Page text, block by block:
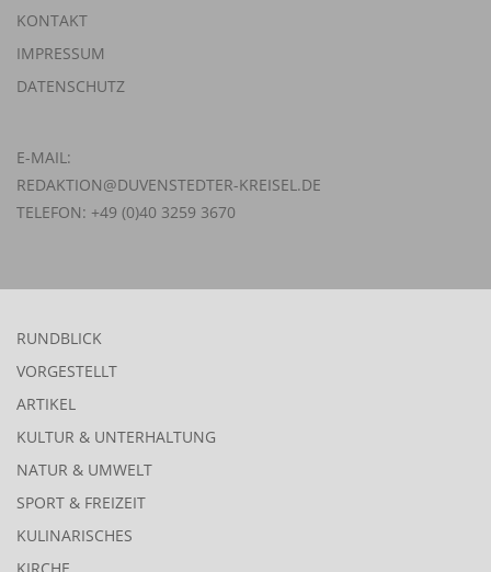
KONTAKT
IMPRESSUM
DATENSCHUTZ
E-MAIL:
REDAKTION@DUVENSTEDTER-KREISEL.DE
TELEFON: +49 (0)40 3259 3670
RUNDBLICK
VORGESTELLT
ARTIKEL
KULTUR & UNTERHALTUNG
NATUR & UMWELT
SPORT & FREIZEIT
KULINARISCHES